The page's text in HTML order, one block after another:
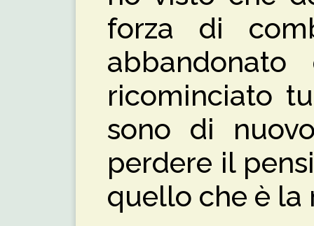
forza di
ricominciato
sono di
perdere il
quello che è la